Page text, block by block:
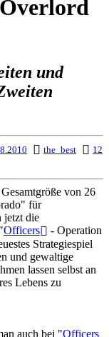
und
the_best
12
von 26
für
jetzt die
Officers
- Operation
Strategiespiel
und gewaltige
lassen selbst an
Lebens zu
auch bei "Officers